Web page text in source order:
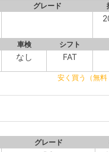
グレード
車検 シフト
なし FAT
安く買う（無料
グレード